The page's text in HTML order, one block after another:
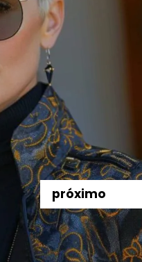
próximo